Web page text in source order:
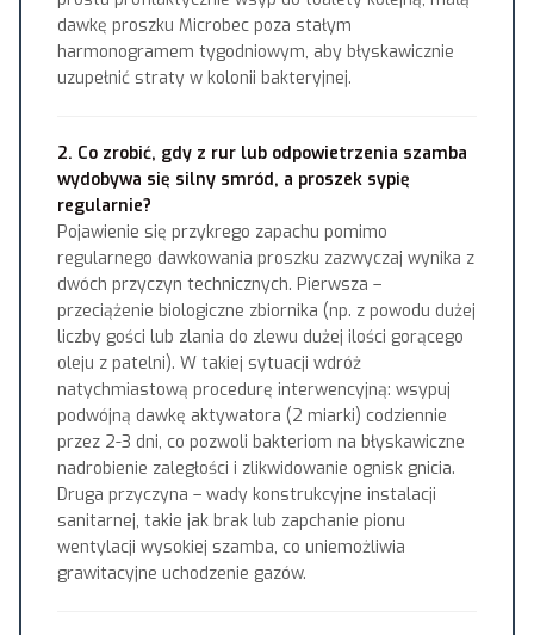
dawkę proszku Microbec poza stałym
harmonogramem tygodniowym, aby błyskawicznie
uzupełnić straty w kolonii bakteryjnej.
2. Co zrobić, gdy z rur lub odpowietrzenia szamba
wydobywa się silny smród, a proszek sypię
regularnie?
Pojawienie się przykrego zapachu pomimo
regularnego dawkowania proszku zazwyczaj wynika z
dwóch przyczyn technicznych. Pierwsza –
przeciążenie biologiczne zbiornika (np. z powodu dużej
liczby gości lub zlania do zlewu dużej ilości gorącego
oleju z patelni). W takiej sytuacji wdróż
natychmiastową procedurę interwencyjną: wsypuj
podwójną dawkę aktywatora (2 miarki) codziennie
przez 2-3 dni, co pozwoli bakteriom na błyskawiczne
nadrobienie zaległości i zlikwidowanie ognisk gnicia.
Druga przyczyna – wady konstrukcyjne instalacji
sanitarnej, takie jak brak lub zapchanie pionu
wentylacji wysokiej szamba, co uniemożliwia
grawitacyjne uchodzenie gazów.